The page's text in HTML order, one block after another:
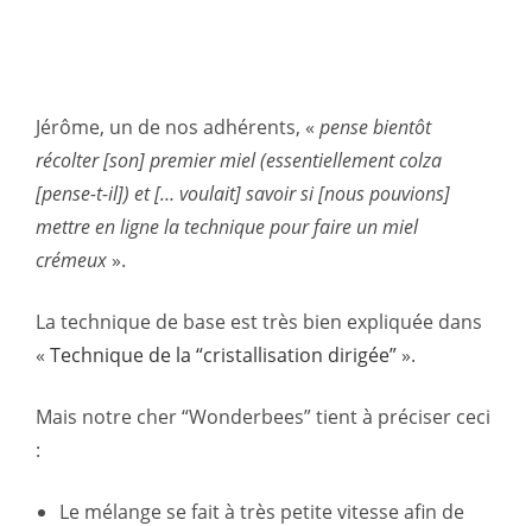
Jérôme, un de nos adhérents, « pense bientôt
récolter [son] premier miel (essentiellement colza
[pense-t-il]) et [… voulait] savoir si [nous pouvions]
mettre en ligne la technique pour faire un miel
crémeux ».
La technique de base est très bien expliquée dans
« Technique de la “cristallisation dirigée” ».
Mais notre cher “Wonderbees” tient à préciser ceci
:
Le mélange se fait à très petite vitesse afin de